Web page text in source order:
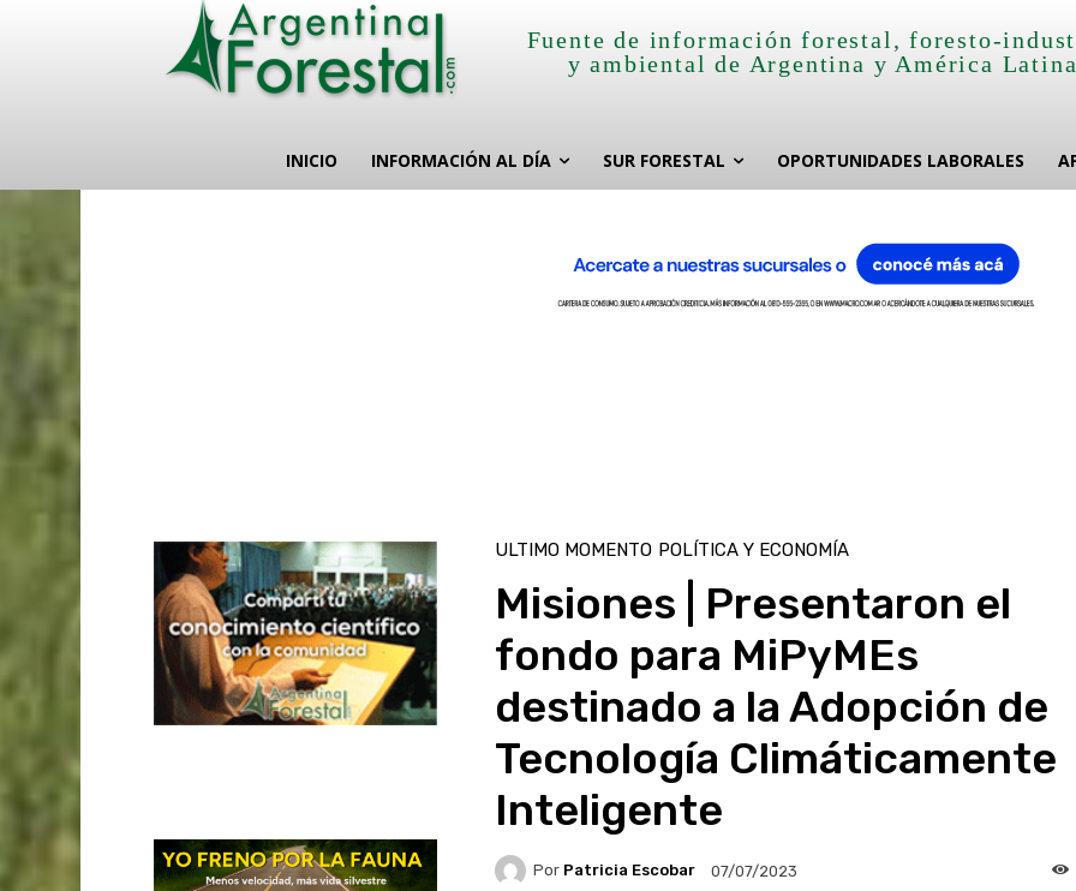
Fuente de información forestal, foresto-
y ambiental de Argentina y América
INICIO INFORMACIÓN AL DÍA SUR FORESTAL OPORTUNIDADES LABORALES
ULTIMO MOMENTO POLÍTICA Y ECONOMÍA
Misiones | Presentaron el
fondo para MiPyMEs
destinado a la Adopción de
Tecnología Climáticamente
Inteligente
Por Patricia Escobar 07/07/2023